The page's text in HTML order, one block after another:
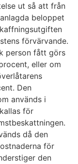
ut så att från
beloppet
förvärvande.
person fått görs
eller om
Den
används i
för
då den
för
den